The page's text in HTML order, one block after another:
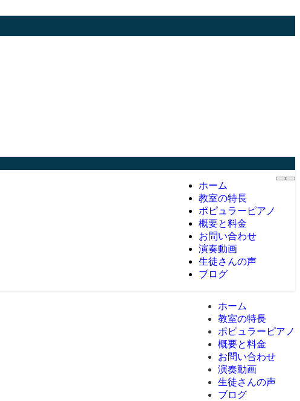
ホーム
教室の特長
ポピュラーピアノ
概要と料金
お問い合わせ
演奏動画
生徒さんの声
ブログ
ホーム
教室の特長
ポピュラーピアノ
概要と料金
お問い合わせ
演奏動画
生徒さんの声
ブログ